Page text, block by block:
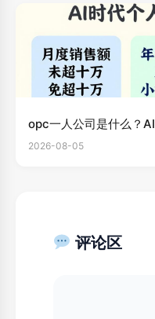
opc一人公司是什么？
2026-08-05
评论区